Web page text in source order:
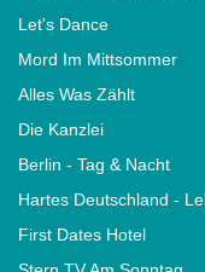
Let's Dance
Mord Im Mittsommer
Alles Was Zählt
Die Kanzlei
Berlin - Tag & Nacht
Hartes Deutschland -
First Dates Hotel